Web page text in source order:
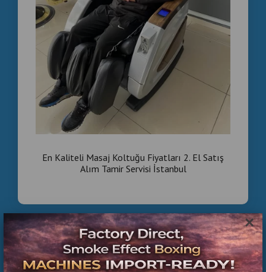
×
En Kaliteli Masaj Koltuğu Fiyatları 2. El Satış
Alım Tamir Servisi İstanbul